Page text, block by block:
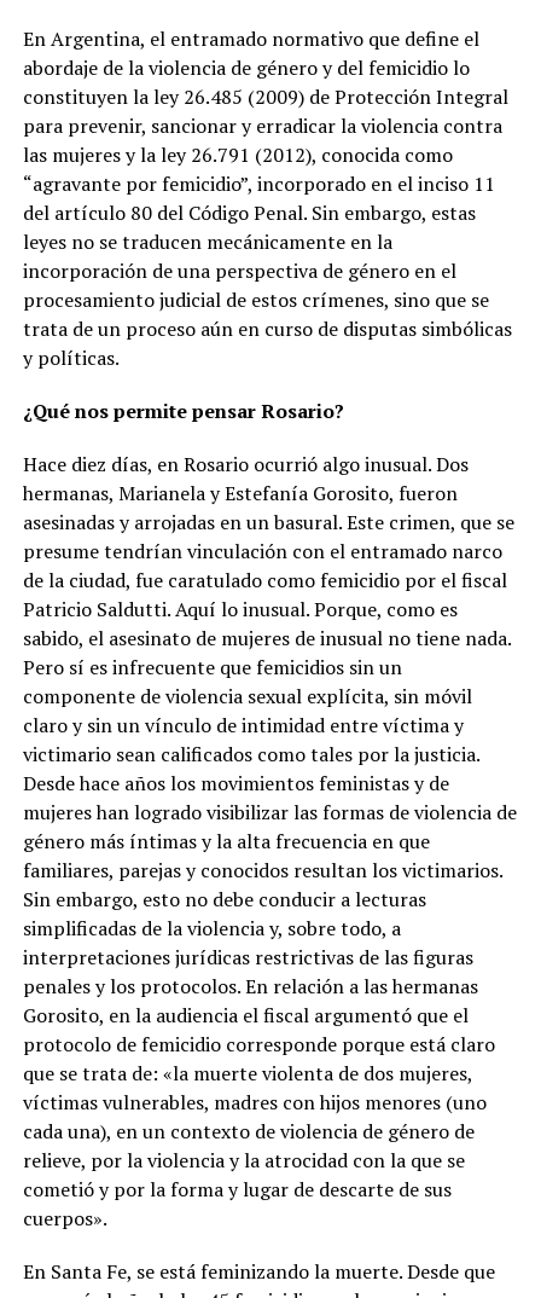
En Argentina, el entramado normativo que define el
abordaje de la violencia de género y del femicidio lo
constituyen la ley 26.485 (2009) de Protección Integral
para prevenir, sancionar y erradicar la violencia contra
las mujeres y la ley 26.791 (2012), conocida como
“agravante por femicidio”, incorporado en el inciso 11
del artículo 80 del Código Penal. Sin embargo, estas
leyes no se traducen mecánicamente en la
incorporación de una perspectiva de género en el
procesamiento judicial de estos crímenes, sino que se
trata de un proceso aún en curso de disputas simbólicas
y políticas.
¿Qué nos permite pensar Rosario?
Hace diez días, en Rosario ocurrió algo inusual. Dos
hermanas, Marianela y Estefanía Gorosito, fueron
asesinadas y arrojadas en un basural. Este crimen, que se
presume tendrían vinculación con el entramado narco
de la ciudad, fue caratulado como femicidio por el fiscal
Patricio Saldutti. Aquí lo inusual. Porque, como es
sabido, el asesinato de mujeres de inusual no tiene nada.
Pero sí es infrecuente que femicidios sin un
componente de violencia sexual explícita, sin móvil
claro y sin un vínculo de intimidad entre víctima y
victimario sean calificados como tales por la justicia.
Desde hace años los movimientos feministas y de
mujeres han logrado visibilizar las formas de violencia de
género más íntimas y la alta frecuencia en que
familiares, parejas y conocidos resultan los victimarios.
Sin embargo, esto no debe conducir a lecturas
simplificadas de la violencia y, sobre todo, a
interpretaciones jurídicas restrictivas de las figuras
penales y los protocolos. En relación a las hermanas
Gorosito, en la audiencia el fiscal argumentó que el
protocolo de femicidio corresponde porque está claro
que se trata de: «la muerte violenta de dos mujeres,
víctimas vulnerables, madres con hijos menores (uno
cada una), en un contexto de violencia de género de
relieve, por la violencia y la atrocidad con la que se
cometió y por la forma y lugar de descarte de sus
cuerpos».
En Santa Fe, se está feminizando la muerte. Desde que